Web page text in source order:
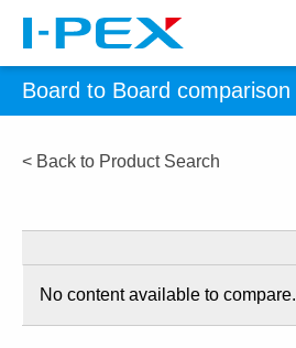
Board to Board comparison
< Back to Product Search
No content available to compare.